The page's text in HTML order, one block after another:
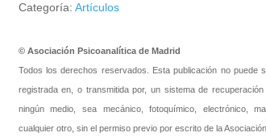
Categoría: Artículos
© Asociación Psicoanalítica de Madrid
Todos los derechos reservados. Esta publicación no puede
registrada en, o transmitida por, un sistema de
ningún medio, sea mecánico, fotoquímico, electrónico,
cualquier otro, sin el permiso previo por escrito de la